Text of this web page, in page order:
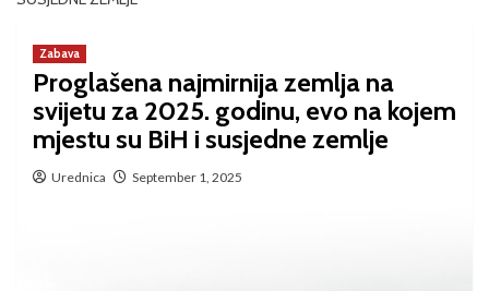
Zabava
Proglašena najmirnija zemlja na
svijetu za 2025. godinu, evo na kojem
mjestu su BiH i susjedne zemlje
Urednica September 1, 2025